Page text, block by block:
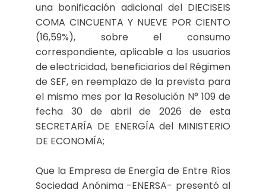
una bonificación adicional del DIECISEIS
COMA CINCUENTA Y NUEVE POR CIENTO
(16,59%), sobre el consumo
correspondiente, aplicable a los usuarios
de electricidad, beneficiarios del Régimen
de SEF, en reemplazo de la prevista para
el mismo mes por la Resolución N° 109 de
fecha 30 de abril de 2026 de esta
SECRETARÍA DE ENERGÍA del MINISTERIO
DE ECONOMÍA;
Que la Empresa de Energía de Entre Ríos
Sociedad Anónima -ENERSA- presentó al